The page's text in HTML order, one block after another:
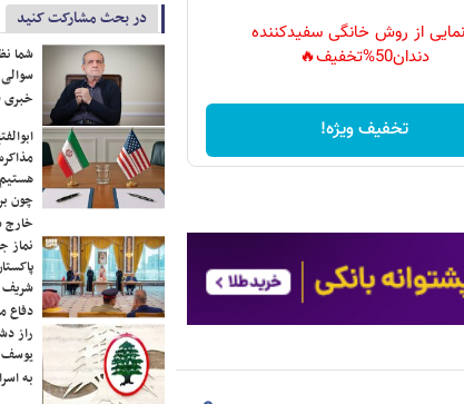
از روش خانگی سفیدکننده
دندان50%تخفیف🔥
تخفیف ویژه!
در بحث مشارکت کنید
شما
خبری
چون
خارج
نماز
شریف
دفاع
راز
یوسف
به